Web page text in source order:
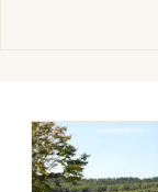
Sports dans